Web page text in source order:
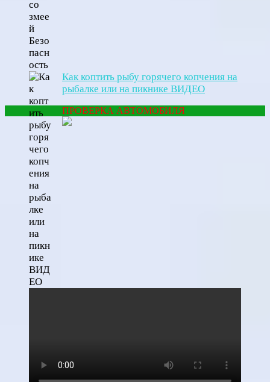
Как коптить рыбу горячего копчения на
рыбалке или на пикнике ВИДЕО
ПРОВЕРКА АВТОМОБИЛЯ